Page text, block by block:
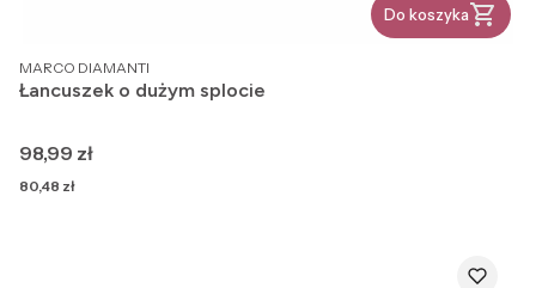
Do koszyka
PRODUCENT
MARCO DIAMANTI
Łancuszek o dużym splocie
Cena
98,99 zł
Cena
80,48 zł